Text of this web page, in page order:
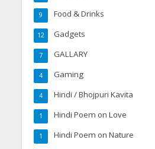
Food & Drinks
9
Gadgets
12
GALLARY
7
Gaming
4
Hindi / Bhojpuri Kavita
4
Hindi Poem on Love
1
Hindi Poem on Nature
1